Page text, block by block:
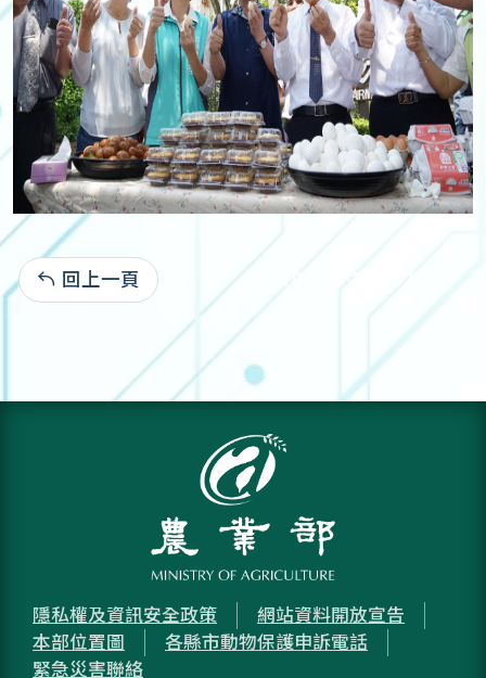
回上一頁 106-04-30:3,527
隱私權及資訊安全政策
網站資料開放宣告
本部位置圖
各縣市動物保護申訴電話
緊急災害聯絡